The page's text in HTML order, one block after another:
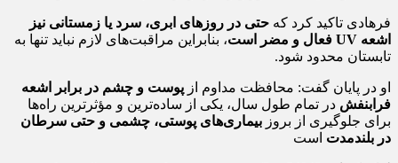
فرهادی تاکید کرد که حتی در روزهای ابری، سرد یا زمستانی نیز
اشعه UV فعال و مضر است
، بنابراین مراقبت‌های لازم نباید تنها به
تابستان محدود شود.
او در پایان گفت: محافظت مداوم از پوست و چشم در برابر اشعه
فرابنفش در تمام طول سال، یکی از ساده‌ترین و مؤثرترین راه‌ها
برای جلوگیری از بروز بیماری‌های پوستی، چشمی و حتی سرطان
در بلندمدت است